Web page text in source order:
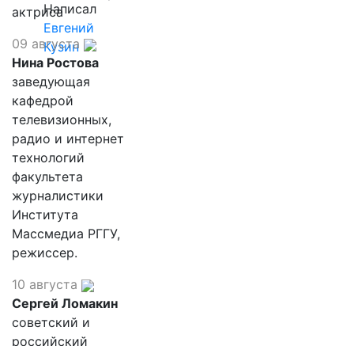
Написал
Евгений
Кузин
актриса
09 августа
Нина Ростова
заведующая
кафедрой
телевизионных,
радио и интернет
технологий
факультета
журналистики
Института
Массмедиа РГГУ,
режиссер.
10 августа
Сергей Ломакин
советский и
российский